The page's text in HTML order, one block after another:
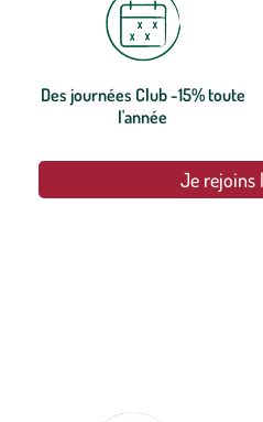
Des journées Club -15% toute
l'année
Je rejoins